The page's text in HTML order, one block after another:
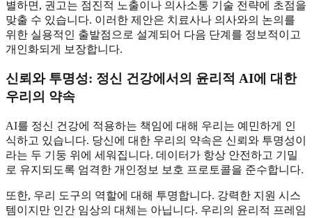
별하면, 권고는 점진적 노출이나 의사소통 기술 전략에 초점을
맞출 수 있습니다. 이러한 제안은 치료사나 의사와의 논의를
위한 실용적인 출발점으로 설계되어 다음 단계를 정보적이고
개인화되게 보장합니다.
신뢰와 투명성: 정신 건강에서의 윤리적 AI에 대한
우리의 약속
AI를 정신 건강에 적용하는 책임에 대해 우리는 예민하게 인
식하고 있습니다. 당신에 대한 우리의 약속은 신뢰와 투명성이
라는 두 기둥 위에 세워집니다. 데이터가 항상 안전하고 기밀
로 유지되도록 엄격한 개인정보 보호 프로토콜을 준수합니다.
또한, 우리 도구의 역할에 대해 투명합니다. 강력한 지원 시스
템이지만 인간 임상의 대체는 아닙니다. 우리의 윤리적 프레임